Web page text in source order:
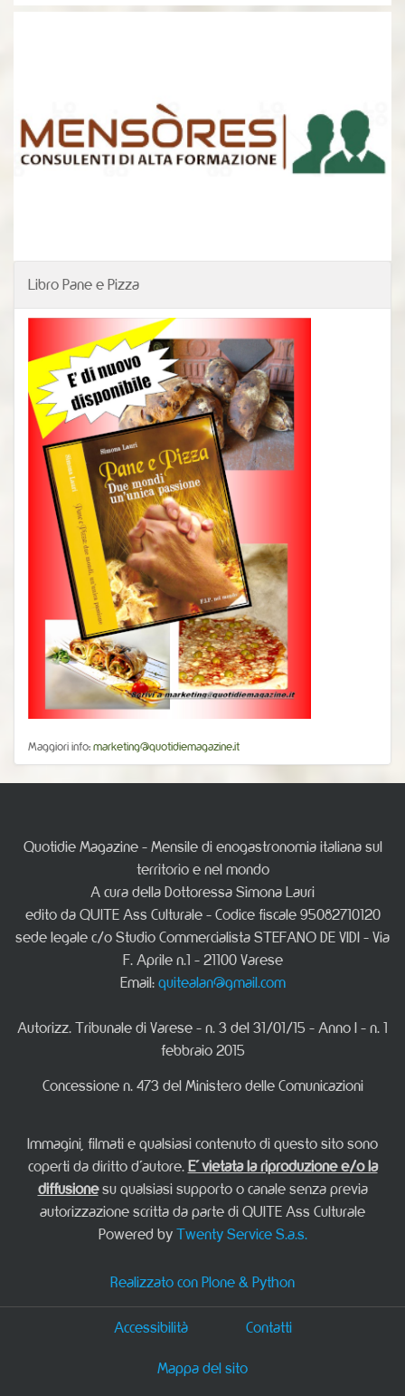
Libro Pane e Pizza
Maggiori info:marketing@quotidiemagazine.it
Quotidie Magazine - Mensile di enogastronomia italiana sul
territorio e nel mondo
A cura della Dottoressa Simona Lauri
edito da QUITE Ass Culturale - Codice fiscale 95082710120
sede legale c/o Studio Commercialista STEFANO DE VIDI - Via
F. Aprile n.1 - 21100 Varese
Email: quitealan@gmail.com
Autorizz. Tribunale di Varese - n. 3 del 31/01/15 - Anno I - n. 1
febbraio 2015
Concessione n. 473 del Ministero delle Comunicazioni
Immagini, filmati e qualsiasi contenuto di questo sito sono
coperti da diritto d'autore. E' vietata la riproduzione e/o la
diffusionesu qualsiasi supporto o canale senza previa
autorizzazione scritta da parte di QUITE Ass Culturale
Powered by Twenty Service S.a.s.
Realizzato con Plone & Python
Accessibilità Contatti
Mappa del sito